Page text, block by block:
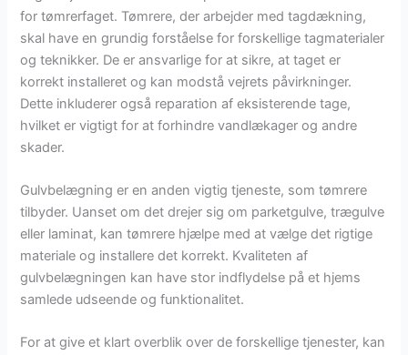
for tømrerfaget. Tømrere, der arbejder med tagdækning,
skal have en grundig forståelse for forskellige tagmaterialer
og teknikker. De er ansvarlige for at sikre, at taget er
korrekt installeret og kan modstå vejrets påvirkninger.
Dette inkluderer også reparation af eksisterende tage,
hvilket er vigtigt for at forhindre vandlækager og andre
skader.
Gulvbelægning er en anden vigtig tjeneste, som tømrere
tilbyder. Uanset om det drejer sig om parketgulve, trægulve
eller laminat, kan tømrere hjælpe med at vælge det rigtige
materiale og installere det korrekt. Kvaliteten af
gulvbelægningen kan have stor indflydelse på et hjems
samlede udseende og funktionalitet.
For at give et klart overblik over de forskellige tjenester, kan